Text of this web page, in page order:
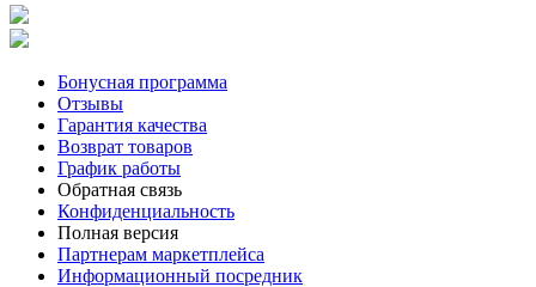
Бонусная программа
Отзывы
Гарантия качества
Возврат товаров
График работы
Обратная связь
Конфиденциальность
Полная версия
Партнерам маркетплейса
Информационный посредник